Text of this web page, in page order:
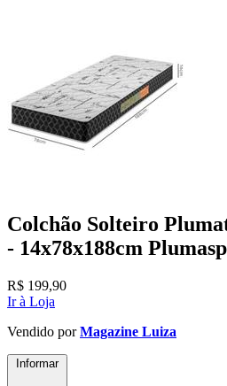
Colchão Solteiro
- 14x78x188cm
R$ 199,90
Ir à Loja
Vendido porMagazine Luiza
Informar